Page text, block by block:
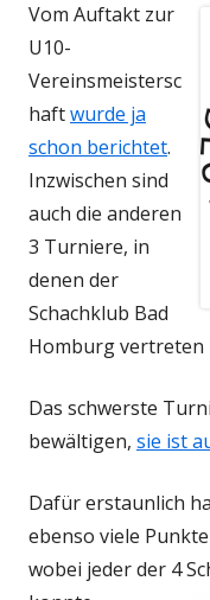
Vom Auftakt zur
U10-
Vereinsmeistersc
haftwurde ja
schon berichtet.
Inzwischen sind
auch die anderen
3 Turniere, in
denen der
Schachklub Bad
Homburg vertreten
Das schwerste
bewältigen, sie ist
Dafür erstaunlich
ebenso viele
wobei jeder der 4